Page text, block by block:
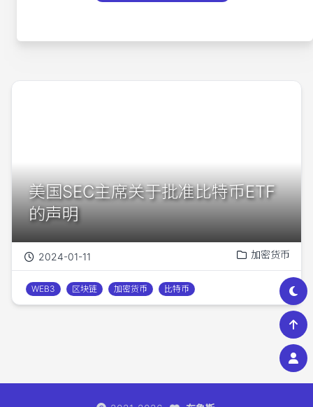
美国SEC主席关于批准比特币ETF
的声明
2024-01-11 加密货币
WEB3 区块链 加密货币 比特币